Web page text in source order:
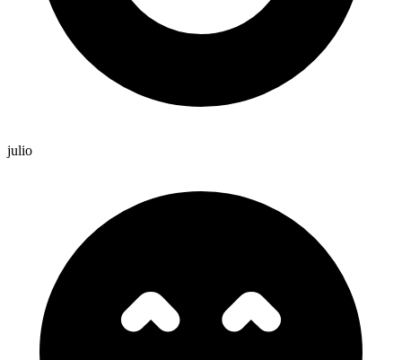
julio